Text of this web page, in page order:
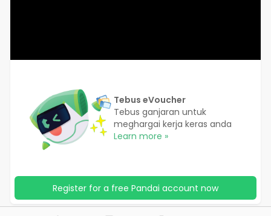
Tebus eVoucher
Tebus ganjaran untuk
meghargai kerja keras anda
Learn more »
Register for a free Pandai account now